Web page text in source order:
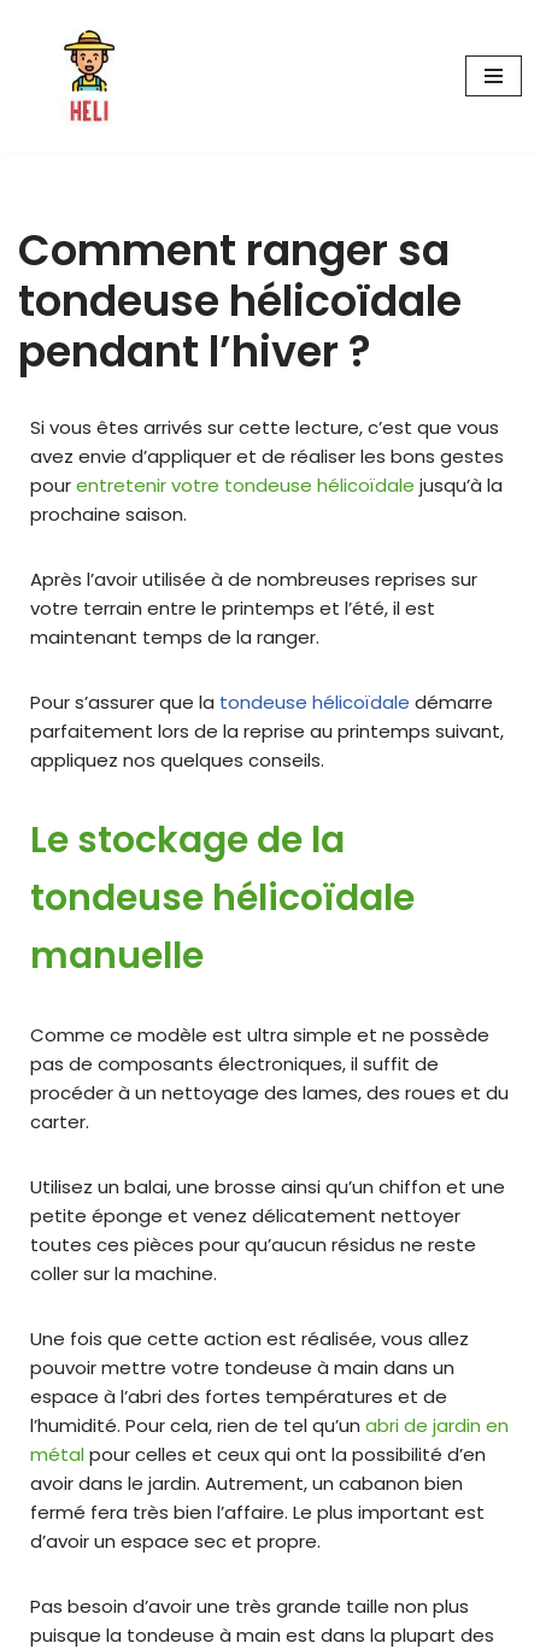
contenu
Comment ranger sa
tondeuse hélicoïdale
pendant l’hiver ?
Si vous êtes arrivés sur cette lecture, c’est que vous
avez envie d’appliquer et de réaliser les bons gestes
pourentretenir votre tondeuse hélicoïdale jusqu’à la
prochaine saison.
Après l’avoir utilisée à de nombreuses reprises sur
votre terrain entre le printemps et l’été, il est
maintenant temps de la ranger.
Pour s’assurer que la tondeuse hélicoïdale démarre
parfaitement lors de la reprise au printemps suivant,
appliquez nos quelques conseils.
Le stockage de la
tondeuse hélicoïdale
manuelle
Comme ce modèle est ultra simple et ne possède
pas de composants électroniques, il suffit de
procéder à un nettoyage des lames, des roues et du
carter.
Utilisez un balai, une brosse ainsi qu’un chiffon et une
petite éponge et venez délicatement nettoyer
toutes ces pièces pour qu’aucun résidus ne reste
coller sur la machine.
Une fois que cette action est réalisée, vous allez
pouvoir mettre votre tondeuse à main dans un
espace à l’abri des fortes températures et de
l’humidité. Pour cela, rien de tel qu’un abri de jardin en
métalpour celles et ceux qui ont la possibilité d’en
avoir dans le jardin. Autrement, un cabanon bien
fermé fera très bien l’affaire. Le plus important est
d’avoir un espace sec et propre.
Pas besoin d’avoir une très grande taille non plus
puisque la tondeuse à main est dans la plupart des